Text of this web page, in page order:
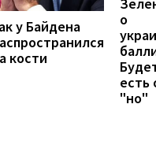
у Байдена
кости
о
есть
"но"